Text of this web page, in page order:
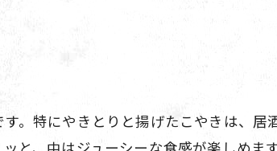
。特にやきとりと揚げたこやきは、居